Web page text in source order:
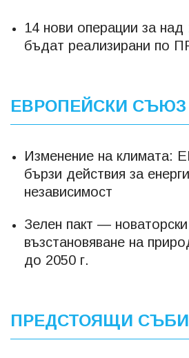
14 нови операции за
бъдат реализирани по
ЕВРОПЕЙСКИ СЪЮЗ
Изменение на климата:
бързи действия за
независимост
Зелен пакт —
възстановяване на
до 2050 г.
ПРЕДСТОЯЩИ